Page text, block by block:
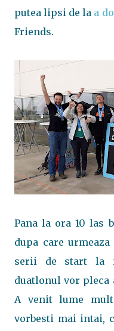
putea lipsi de la a
Friends.
Pana la ora 10 las
dupa care
serii de start la
duatlonul vor pleca
A venit lume
vorbesti mai intai,